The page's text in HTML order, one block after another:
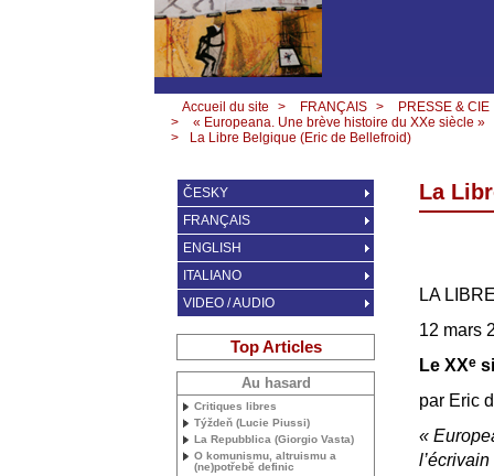
Accueil du site > FRANÇAIS >
PRESSE & CIE
>
« Europeana. Une brève histoire du XXe siècle »
>
La Libre Belgique (Eric de Bellefroid)
La
LA
12 mars
Le XXe
par Eric
«
ČESKY
FRANÇAIS
ENGLISH
ITALIANO
VIDEO / AUDIO
Top Articles
Au hasard
Critiques libres
Týždeň (Lucie Piussi)
La Repubblica (Giorgio Vasta)
O komunismu, altruismu a
(ne)potřebě definic